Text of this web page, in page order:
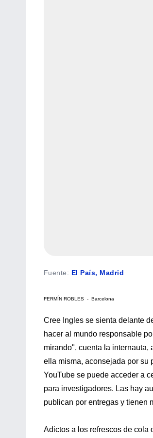
Fuente: El País, Madrid
FERMÍN ROBLES - Barcelona
Cree Ingles se sienta delante
hacer al mundo responsable
mirando", cuenta la
ella misma, aconsejada por su
YouTube se puede acceder a
para investigadores. Las hay
publican por entregas y tienen
Adictos a los refrescos de cola